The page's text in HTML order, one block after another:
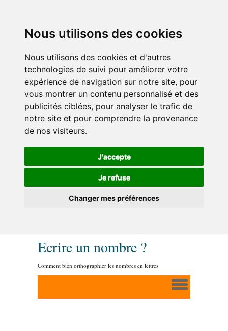
Nous utilisons des cookies
Nous utilisons des cookies et d'autres
technologies de suivi pour améliorer votre
expérience de navigation sur notre site, pour
vous montrer un contenu personnalisé et des
publicités ciblées, pour analyser le trafic de
notre site et pour comprendre la provenance
de nos visiteurs.
J'accepte
Je refuse
Changer mes préférences
Ecrire un nombre ?
Comment bien orthographier les nombres en lettres